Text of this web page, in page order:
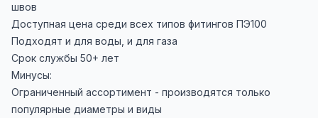
швов
Доступная цена среди всех типов фитингов ПЭ100
Подходят и для воды, и для газа
Срок службы 50+ лет
Минусы:
Ограниченный ассортимент - производятся только
популярные диаметры и виды